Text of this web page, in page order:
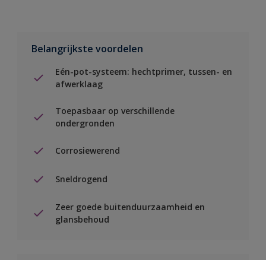
Belangrijkste voordelen
Eén-pot-systeem: hechtprimer, tussen- en
afwerklaag
Toepasbaar op verschillende
ondergronden
Corrosiewerend
Sneldrogend
Zeer goede buitenduurzaamheid en
glansbehoud